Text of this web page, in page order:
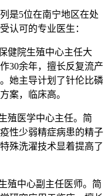
是5位在南宁地区在处
认可的专业医生：
健院生殖中心主任大
30余年，擅长反复流产
她主导计划了针伦比磷
案，临床高。
殖医学中心主任。简
性少弱精症病患的精子
殊洗濯技术显着提高了
殖中心副主任医师。简